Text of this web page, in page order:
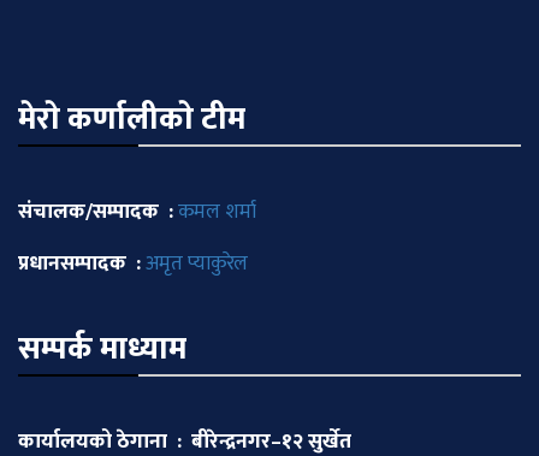
मेराे कर्णालीकाे टीम
संचालक/सम्पादक :कमल शर्मा
प्रधानसम्पादक :अमृत प्याकुरेल
सम्पर्क माध्याम
कार्यालयको ठेगाना : बीरेन्द्रनगर–१२ सुर्खेत